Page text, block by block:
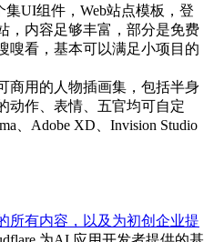
集UI组件，Web站点模板，登
，内容足够丰富，部分是免费
嗖看，基本可以满足小项目的
商用的人物插画集，包括半身
动作、表情、五官均可自定
、Adobe XD、Invision Studio
所有内容，以及为初创企业提